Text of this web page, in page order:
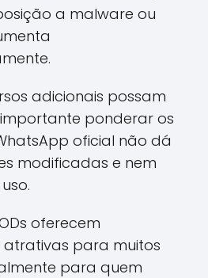
a malware ou
adicionais possam
ponderar os
oficial não dá
modificadas e nem
oferecem
para muitos
para quem